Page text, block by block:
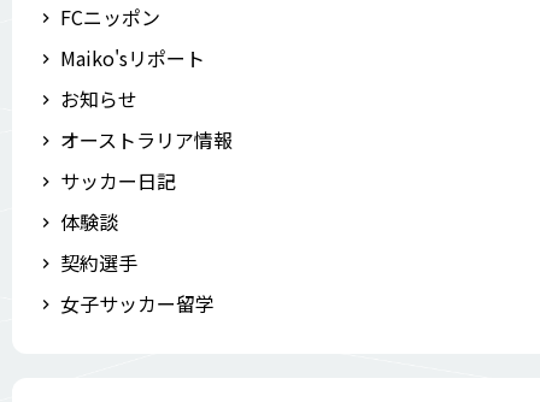
FCニッポン
Maiko'sリポート
お知らせ
オーストラリア情報
サッカー日記
体験談
契約選手
女子サッカー留学